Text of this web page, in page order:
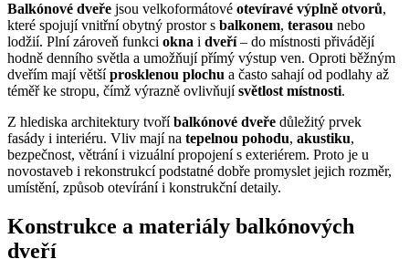
Balkónové dveře jsou velkoformátové otevíravé výplně otvorů,
které spojují vnitřní obytný prostor s balkonem, terasou nebo
lodžií. Plní zároveň funkci okna i dveří– do místnosti přivádějí
hodně denního světla a umožňují přímý výstup ven. Oproti běžným
dveřím mají většíprosklenou plochu a často sahají od podlahy až
téměř ke stropu, čímž výrazně ovlivňujísvětlost místnosti.
Z hlediska architektury tvoříbalkónové dveře důležitý prvek
fasády i interiéru. Vliv mají na tepelnou pohodu, akustiku,
bezpečnost, větrání i vizuální propojení s exteriérem. Proto je u
novostaveb i rekonstrukcí podstatné dobře promyslet jejich rozměr,
umístění, způsob otevírání i konstrukční detaily.
Konstrukce a materiály balkónových
dveří